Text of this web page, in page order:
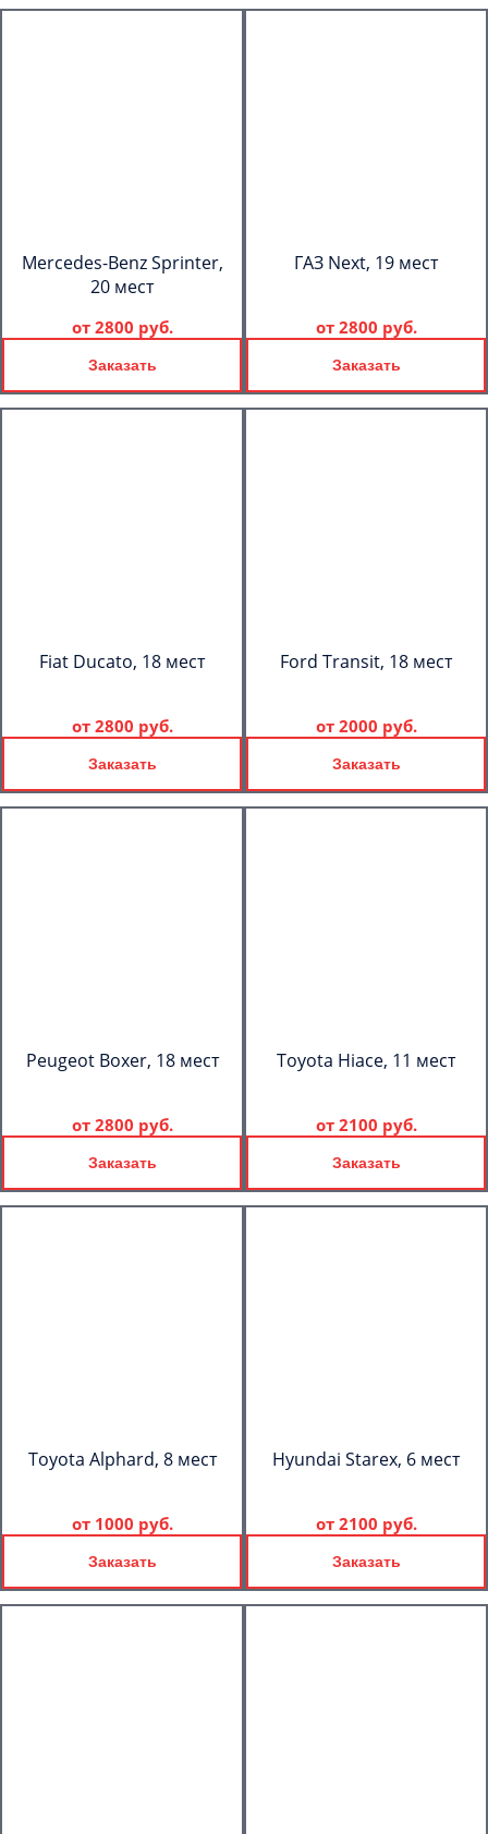
Mercedes-Benz Sprinter,
20 мест
от 2800 руб.
Заказать
ГАЗ Next, 19 мест
от 2800 руб.
Заказать
Fiat Ducato, 18 мест
от 2800 руб.
Заказать
Ford Transit, 18 мест
от 2000 руб.
Заказать
Peugeot Boxer, 18 мест
от 2800 руб.
Заказать
Toyota Hiace, 11 мест
от 2100 руб.
Заказать
Toyota Alphard, 8 мест
от 1000 руб.
Заказать
Hyundai Starex, 6 мест
от 2100 руб.
Заказать